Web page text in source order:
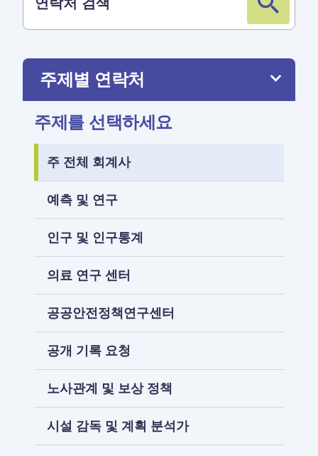
주제를 선택하세요
주 전체 회계사
예측 및 연구
인구 및 인구통계
의료 연구 센터
공공안전정책연구센터
공개 기록 요청
노사관계 및 보상 정책
시설 감독 및 계획 분석가